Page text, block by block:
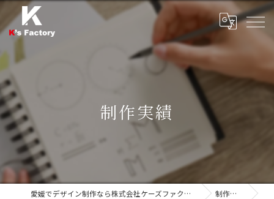
制作実績
愛媛でデザイン制作なら株式会社ケーズファクトリー 制作実績